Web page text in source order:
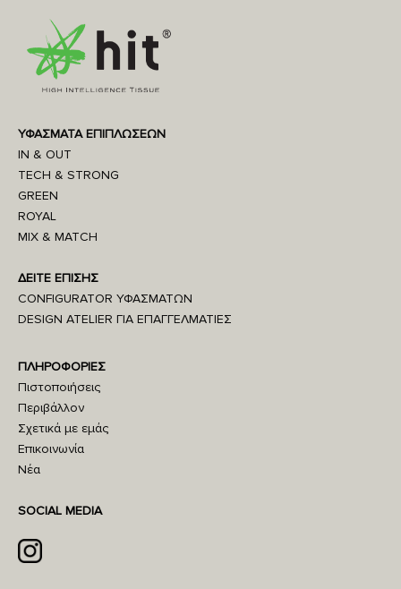
ΥΦΑΣΜΑΤΑ ΕΠΙΠΛΩΣΕΩΝ
IN & OUT
TECH & STRONG
GREEN
ROYAL
MIX & MATCH
ΔΕΙΤΕ ΕΠΙΣΗΣ
CONFIGURATOR ΥΦΑΣΜΑΤΩΝ
DESIGN ATELIER ΓΙΑ ΕΠΑΓΓΕΛΜΑΤΙΕΣ
ΠΛΗΡΟΦΟΡΙΕΣ
Πιστοποιήσεις
Περιβάλλον
Σχετικά με εμάς
Επικοινωνία
Νέα
SOCIAL MEDIA